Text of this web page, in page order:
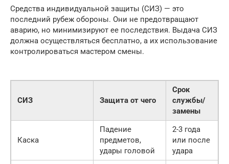
Средства индивидуальной защиты (СИЗ) — это
последний рубеж обороны. Они не предотвращают
аварию, но минимизируют ее последствия. Выдача СИЗ
должна осуществляться бесплатно, а их использование
контролироваться мастером смены.
СИЗ Защита от чего
Срок
службы/
замены
Каска
Падение
предметов,
удары головой
2-3 года
или после
удара